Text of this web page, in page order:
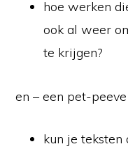
hoe werken
ook al weer
te krijgen?
en – een pet-
kun je teksten